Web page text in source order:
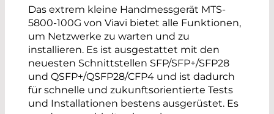
Das extrem kleine Handmessgerät MTS-
5800-100G von Viavi bietet alle Funktionen,
um Netzwerke zu warten und zu
installieren. Es ist ausgestattet mit den
neuesten Schnittstellen SFP/SFP+/SFP28
und QSFP+/QSFP28/CFP4 und ist dadurch
für schnelle und zukunftsorientierte Tests
und Installationen bestens ausgerüstet. Es